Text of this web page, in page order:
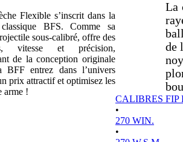
Flexible s’inscrit dans la
BFS. Comme sa
sous-calibré, offre des
vitesse et précision,
de la conception originale
entrez dans l’univers
prix attractif et optimisez les
arme !
La
de
CALIBRES FIP
•
270 WIN.
•